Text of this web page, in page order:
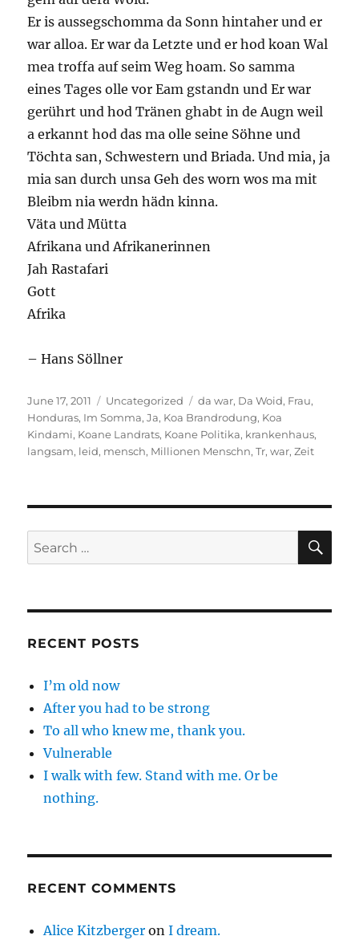
Er is aussegschomma da Sonn hintaher und er
war alloa. Er war da Letzte und er hod koan Wal
mea troffa auf seim Weg hoam. So samma
eines Tages olle vor Eam gstandn und Er war
gerührt und hod Tränen ghabt in de Augn weil
a erkannt hod das ma olle seine Söhne und
Töchta san, Schwestern und Briada. Und mia, ja
mia san durch unsa Geh des worn wos ma mit
Bleibm nia werdn hädn kinna.
Väta und Mütta
Afrikana und Afrikanerinnen
Jah Rastafari
Gott
Afrika
– Hans Söllner
Posted
on
June 17, 2011 Categories
Uncategorized Tags
da war, Da Woid, Frau,
Honduras, Im Somma,Ja, Koa Brandrodung, Koa
Kindami, Koane Landrats, Koane Politika, krankenhaus,
langsam, leid, mensch, Millionen Menschn,Tr,war,Zeit
Search
for:
RECENT POSTS
I’m old now
After you had to be strong
To all who knew me, thank you.
Vulnerable
I walk with few. Stand with me. Or be
nothing.
RECENT COMMENTS
Alice Kitzberger onI dream.